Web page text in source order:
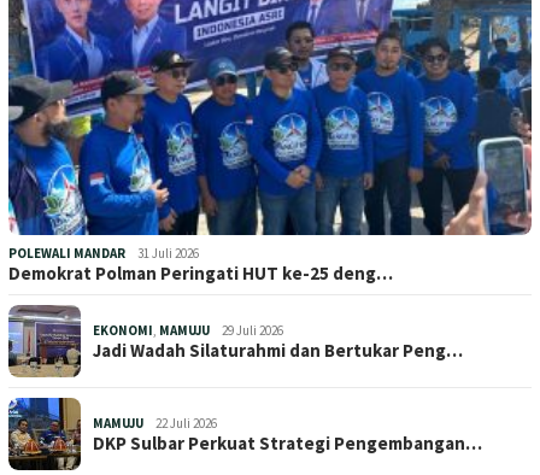
POLEWALI MANDAR 31 Juli 2026
Demokrat Polman Peringati HUT ke-25 deng…
EKONOMI, MAMUJU 29 Juli 2026
Jadi Wadah Silaturahmi dan Bertukar Peng…
MAMUJU 22 Juli 2026
DKP Sulbar Perkuat Strategi Pengembangan…